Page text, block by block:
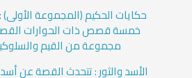
حكايات الحكيم (المجموعة
خمسة قصص ذات الحوارات
مجموعة من القيم
الأسد والثور : تتحدث القصة عن أسد